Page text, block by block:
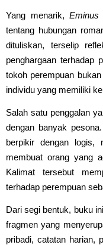
Yang menarik,Eminus
tentang hubungan
dituliskan, terselip
penghargaan terhadap
tokoh perempuan
individu yang memiliki
Salah satu penggalan
dengan banyak
berpikir dengan
membuat orang yang
Kalimat tersebut
terhadap perempuan
Dari segi bentuk, buku
fragmen yang
pribadi, catatan harian,